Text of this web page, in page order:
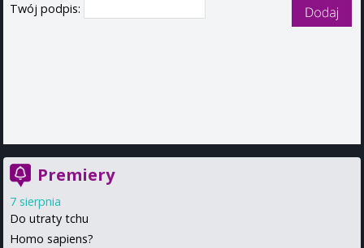
Twój podpis:
Premiery
7 sierpnia
Do utraty tchu
Homo sapiens?